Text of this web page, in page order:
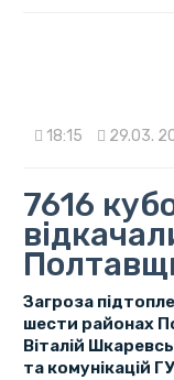
18:15 29.03.
7616
Загроза
шести районах
Віталій
та комунікацій